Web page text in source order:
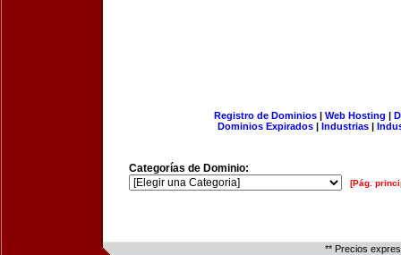
Registro de Dominios| Web Hosting |
Dominios Expirados | Industrias |
Categorías de Dominio:
[Pág.
** Precios